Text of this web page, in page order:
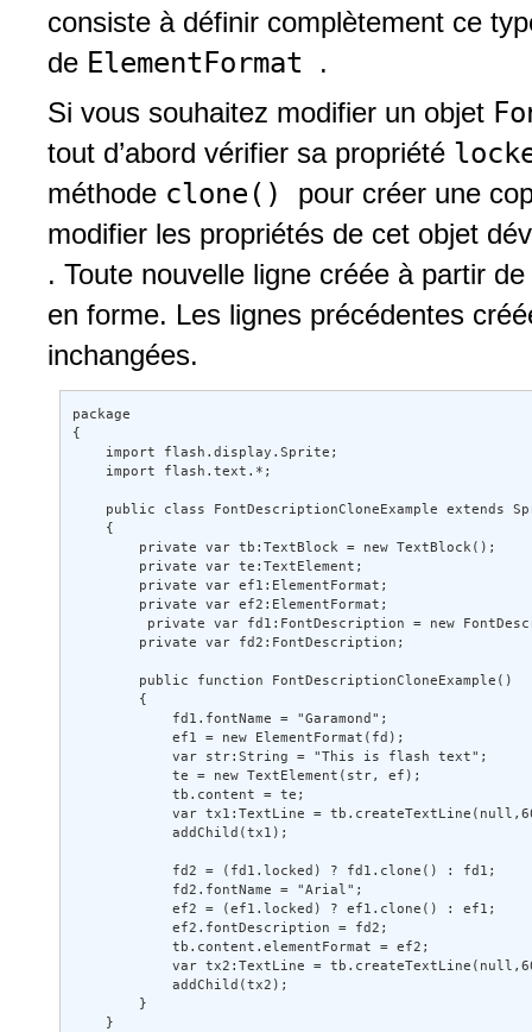
consiste à définir complètement ce
de ElementFormat
.
Si vous souhaitez modifier un objet
tout d’abord vérifier sa propriété
méthode clone() pour créer une
modifier les propriétés de cet objet
. Toute nouvelle ligne créée à partir
en forme. Les lignes précédentes
inchangées.
package
{
    import flash.display.Sprite;
    import flash.text.*;
public class FontDescriptionCloneExample extends
    {
        private var tb:TextBlock = new TextBlock();
        private var te:TextElement;
        private var ef1:ElementFormat;
        private var ef2:ElementFormat;
private var fd1:FontDescription = new
        private var fd2:FontDescription;
        public function FontDescriptionCloneExample()
        {
            fd1.fontName = "Garamond";
            ef1 = new ElementFormat(fd);
            var str:String = "This is flash text";
            te = new TextElement(str, ef);
            tb.content = te;
var tx1:TextLine =
            addChild(tx1);
            fd2 = (fd1.locked) ? fd1.clone() : fd1;
            fd2.fontName = "Arial";
            ef2 = (ef1.locked) ? ef1.clone() : ef1;
            ef2.fontDescription = fd2;
            tb.content.elementFormat = ef2;
var tx2:TextLine =
            addChild(tx2);
        }
    }